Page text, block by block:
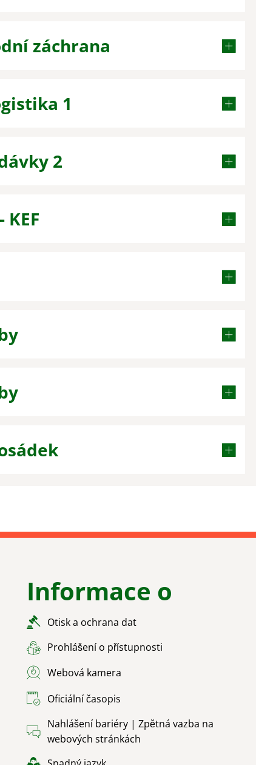
záchrana
1
2
Informace o
Otisk a ochrana dat
Prohlášení o přístupnosti
Webová kamera
Oficiální časopis
Nahlášení bariéry | Zpětná vazba na
webových stránkách